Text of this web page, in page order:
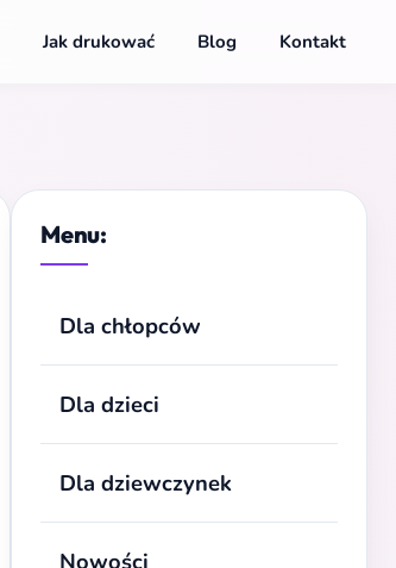
Jak drukować Blog Kontakt
Menu:
Dla chłopców
Dla dzieci
Dla dziewczynek
Nowości